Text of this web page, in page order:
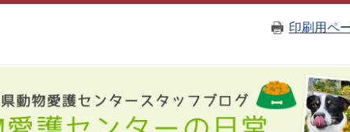
印刷用ペ